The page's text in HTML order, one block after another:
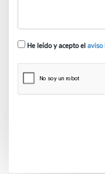
He leído y acepto el aviso